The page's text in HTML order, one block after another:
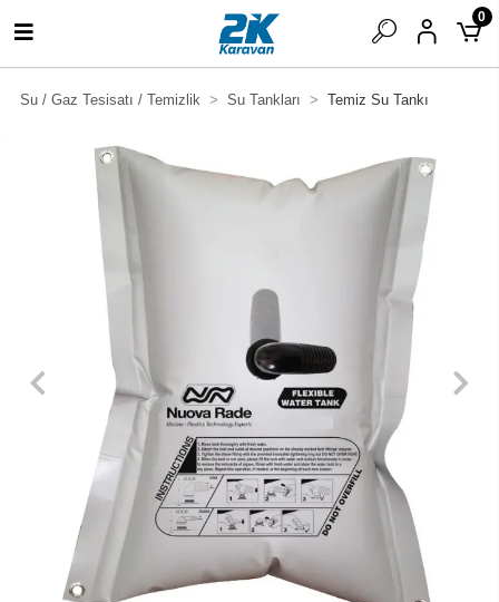
0
Su / Gaz Tesisatı / Temizlik Su Tankları Temiz Su Tankı